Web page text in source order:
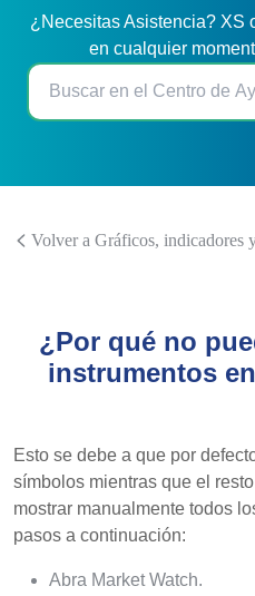
¿Necesitas Asistencia? XS
en cualquier
Volver a Gráficos, indicadores
¿Por qué no
instrumentos
Esto se debe a que por
símbolos mientras que el
mostrar manualmente todos
pasos a continuación:
Abra Market Watch.